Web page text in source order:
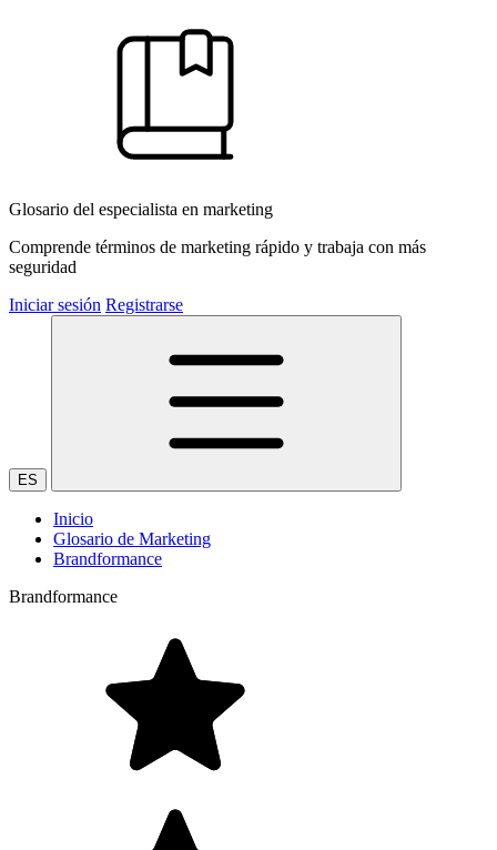
Glosario del especialista en marketing
Comprende términos de marketing rápido y trabaja con más
seguridad
Iniciar sesión Registrarse
ES
Inicio
Glosario de Marketing
Brandformance
Brandformance